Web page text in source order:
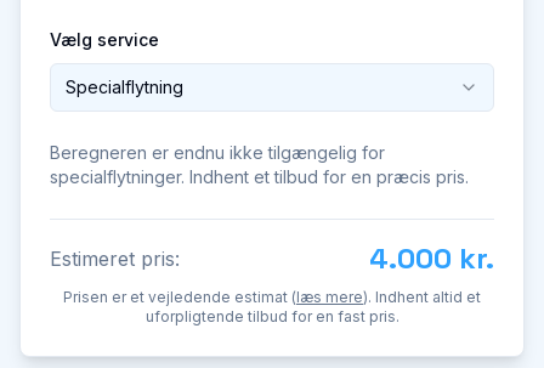
Vælg service
Specialflytning
Beregneren er endnu ikke tilgængelig for
specialflytninger. Indhent et tilbud for en præcis pris.
Estimeret pris: 4.000 kr.
Prisen er et vejledende estimat (læs mere). Indhent altid et
uforpligtende tilbud for en fast pris.